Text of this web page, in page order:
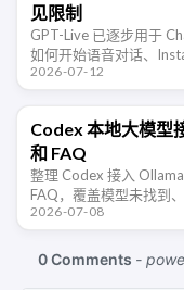
见限制
GPT-Live 已逐步用于
如何开始语音对话、
共享和语言体验等限制。
2026-07-12
Codex 本地大模型
和 FAQ
整理 Codex 接入
FAQ，覆盖模型未找到
Windows/WSL 访问等排
2026-07-08